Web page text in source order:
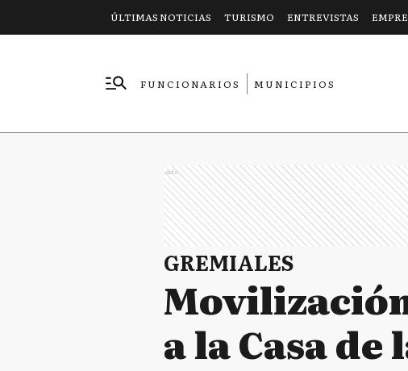
ÚLTIMAS NOTICIAS TURISMO ENTREVISTAS
FUNCIONARIOS
MUNICIPIOS
Ads
GREMIALES
a la Casa